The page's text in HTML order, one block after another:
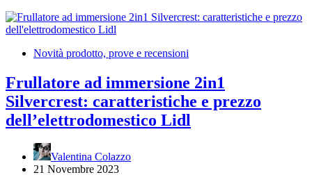
Novità prodotto, prove e recensioni
Frullatore ad immersione 2in1
Silvercrest: caratteristiche e prezzo
dell’elettrodomestico Lidl
Valentina Colazzo
21 Novembre 2023